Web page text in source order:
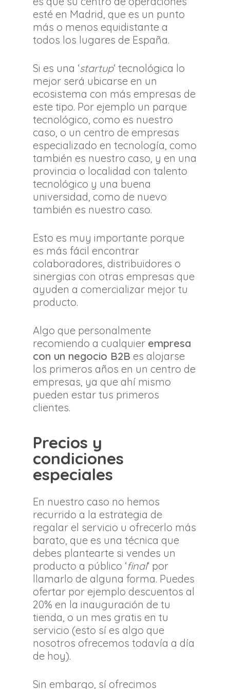
esté en Madrid, que es un punto
más o menos equidistante a
todos los lugares de España.
Si es una ‘startup‘ tecnológica lo
mejor será ubicarse en un
ecosistema con más empresas de
este tipo. Por ejemplo un parque
tecnológico, como es nuestro
caso, o un centro de empresas
especializado en tecnología, como
también es nuestro caso, y en una
provincia o localidad con talento
tecnológico y una buena
universidad, como de nuevo
también es nuestro caso.
Esto es muy importante porque
es más fácil encontrar
colaboradores, distribuidores o
sinergias con otras empresas que
ayuden a comercializar mejor tu
producto.
Algo que personalmente
recomiendo a cualquier empresa
con un negocio B2B es alojarse
los primeros años en un centro de
empresas, ya que ahí mismo
pueden estar tus primeros
clientes.
Precios y
condiciones
especiales
En nuestro caso no hemos
recurrido a la estrategia de
regalar el servicio u ofrecerlo más
barato, que es una técnica que
debes plantearte si vendes un
producto a público ‘final‘ por
llamarlo de alguna forma. Puedes
ofertar por ejemplo descuentos al
20% en la inauguración de tu
tienda, o un mes gratis en tu
servicio (esto sí es algo que
nosotros ofrecemos todavía a día
de hoy).
Sin embargo, sí ofrecimos